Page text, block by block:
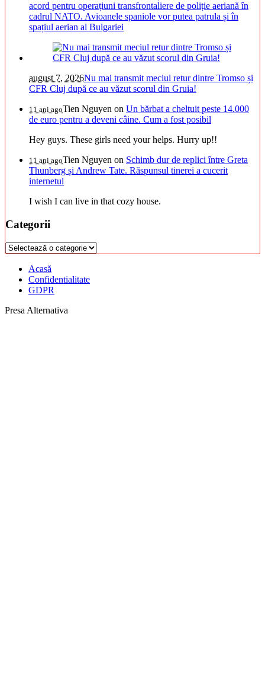
acord pentru operațiuni transfrontaliere de poliție aeriană în
cadrul NATO. Avioanele spaniole vor putea patrula și în
spațiul aerian al Bulgariei
august 7, 2026Nu mai transmit meciul retur dintre Tromso și
CFR Cluj după ce au văzut scorul din Gruia!
11 ani agoTien Nguyen on Un bărbat a cheltuit peste 14.000
de euro pentru a deveni câine. Cum a fost posibil
Hey guys. These girls need your helps. Hurry up!!
11 ani agoTien Nguyen on Schimb dur de replici între Greta
Thunberg și Andrew Tate. Răspunsul tinerei a cucerit
internetul
I wish I can live in that cozy house.
Categorii
Categorii
Acasă
Confidentialitate
GDPR
Presa Alternativa